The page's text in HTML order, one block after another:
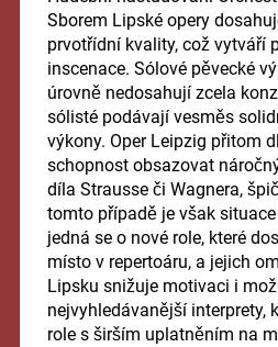
Sborem Lipské opery
prvotřídní kvality, což vytváří
inscenace. Sólové pěvecké
úrovně nedosahují zcela
sólisté podávají vesměs
výkony. Oper Leipzig přitom
schopnost obsazovat
díla Strausse či Wagnera,
tomto případě je však
jedná se o nové role, které
místo v repertoáru, a jejich
Lipsku snižuje motivaci i
nejvyhledávanější interprety,
role s širším uplatněním na